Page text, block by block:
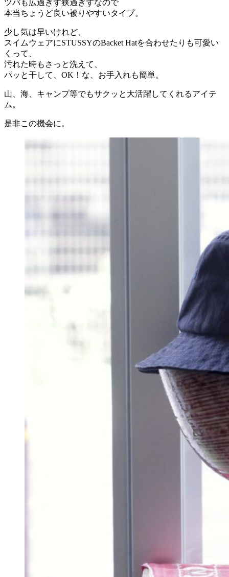
ツバも広過ぎず狭過ぎずなので
本当ちょうど良い被りやすいタイプ。
少し気は早いけれど、
スイムウェアにSTUSSYのBacket Hatを合わせたりも可愛い
くって、
汚れた時もさっと洗えて、
パッと干して、OK！な、お手入れも簡単。
山、海、キャンプ等でもサクッと大活躍してくれるアイテ
ム。
是非この機会に。